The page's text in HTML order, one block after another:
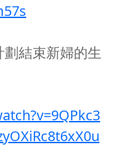
結束新婦的生